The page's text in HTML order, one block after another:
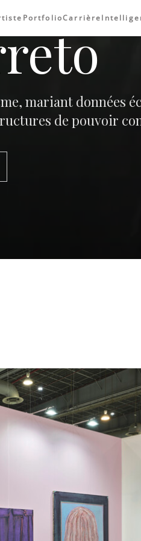
PortfolioCarrière
mariant données
de pouvoir